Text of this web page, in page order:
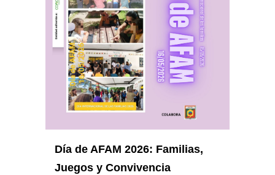
Día de AFAM 2026: Familias,
Juegos y Convivencia